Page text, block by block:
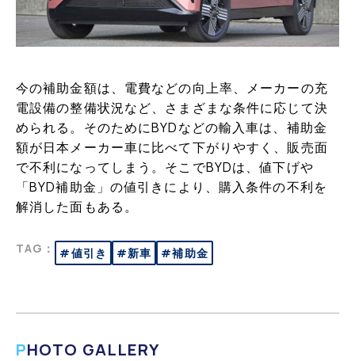
今の補助金額は、電費などの向上率、メーカーの充
電設備の整備状況など、さまざまな条件に応じて決
められる。そのためにBYDなどの輸入車は、補助金
額が日本メーカー車に比べて下がりやすく、販売面
で不利になってしまう。そこでBYDは、値下げや
「BYD補助金」の値引きにより、購入条件の不利を
解消した面もある。
TAG： #値引き #新車 #補助金
PHOTO GALLERY